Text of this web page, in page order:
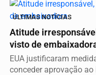
ÚLTIMAS NOTÍCIAS
Atitude
visto de
EUA justificaram
conceder aprovação